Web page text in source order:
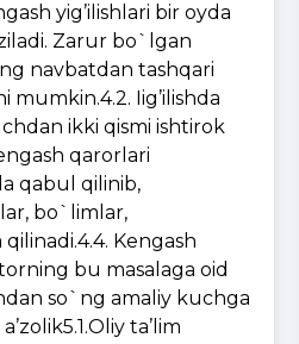
yig’ilishlari bir oyda
Zarur bo`lgan
navbatdan tashqari
mumkin.4.2. Iig’ilishda
ikki qismi ishtirok
qarorlari
qabul qilinib,
bo`limlar,
Kengash
bu masalaga oid
so`ng amaliy kuchga
ta’lim